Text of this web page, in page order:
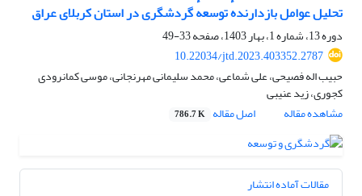
تحلیل عوامل بازدارندهٔ توسعهٔ گردشگری در استان کربلای عراق
دوره 13، شماره 1، بهار 1403، صفحه
33-49
10.22034/jtd.2023.403352.2787
حبیب اله فصیحی، علی شماعی، محمد سلیمانی مهرنجانی، موسی کمانرودی
کجوری، زید عنیبی
مشاهده مقاله
اصل مقاله 786.7 K
مقالات آماده انتشار